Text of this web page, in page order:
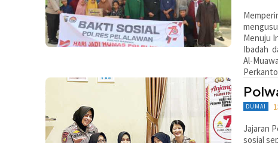
Menuju
Ibadah
Al-
DUMAI
Jajaran
sosial